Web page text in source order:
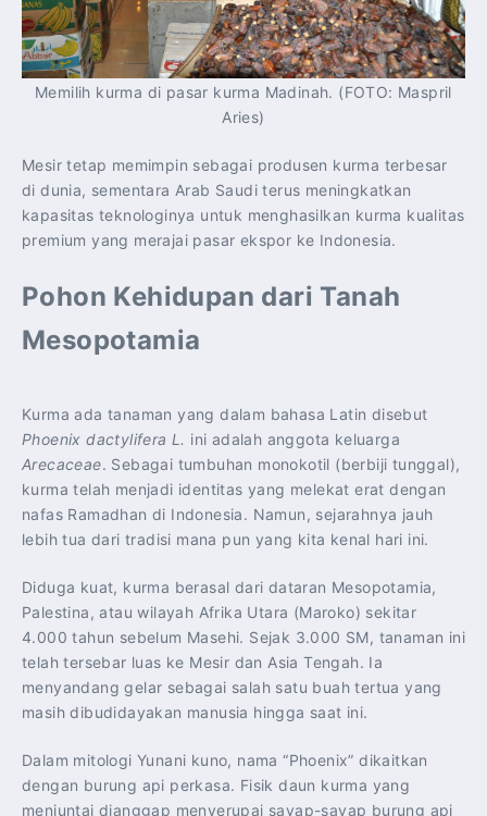
Memilih kurma di pasar kurma Madinah. (FOTO: Maspril
Aries)
Mesir tetap memimpin sebagai produsen kurma terbesar
di dunia, sementara Arab Saudi terus meningkatkan
kapasitas teknologinya untuk menghasilkan kurma kualitas
premium yang merajai pasar ekspor ke Indonesia.
Pohon Kehidupan dari Tanah
Mesopotamia
Kurma ada tanaman yang dalam bahasa Latin disebut
Phoenix dactylifera L. ini adalah anggota keluarga
Arecaceae. Sebagai tumbuhan monokotil (berbiji tunggal),
kurma telah menjadi identitas yang melekat erat dengan
nafas Ramadhan di Indonesia. Namun, sejarahnya jauh
lebih tua dari tradisi mana pun yang kita kenal hari ini.
Diduga kuat, kurma berasal dari dataran Mesopotamia,
Palestina, atau wilayah Afrika Utara (Maroko) sekitar
4.000 tahun sebelum Masehi. Sejak 3.000 SM, tanaman ini
telah tersebar luas ke Mesir dan Asia Tengah. Ia
menyandang gelar sebagai salah satu buah tertua yang
masih dibudidayakan manusia hingga saat ini.
Dalam mitologi Yunani kuno, nama “Phoenix” dikaitkan
dengan burung api perkasa. Fisik daun kurma yang
menjuntai dianggap menyerupai sayap-sayap burung api